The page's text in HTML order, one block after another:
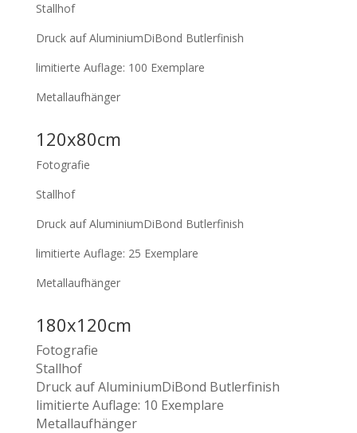
Stallhof
Druck auf AluminiumDiBond Butlerfinish
limitierte Auflage: 100 Exemplare
Metallaufhänger
120x80cm
Fotografie
Stallhof
Druck auf AluminiumDiBond Butlerfinish
limitierte Auflage: 25 Exemplare
Metallaufhänger
180x120cm
Fotografie
Stallhof
Druck auf AluminiumDiBond Butlerfinish
limitierte Auflage: 10 Exemplare
Metallaufhänger